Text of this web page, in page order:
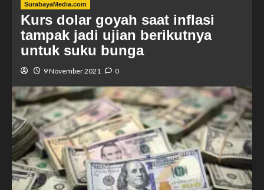
SurabayaMedia.com
Kurs dolar goyah saat inflasi
tampak jadi ujian berikutnya
untuk suku bunga
9 November 2021 0